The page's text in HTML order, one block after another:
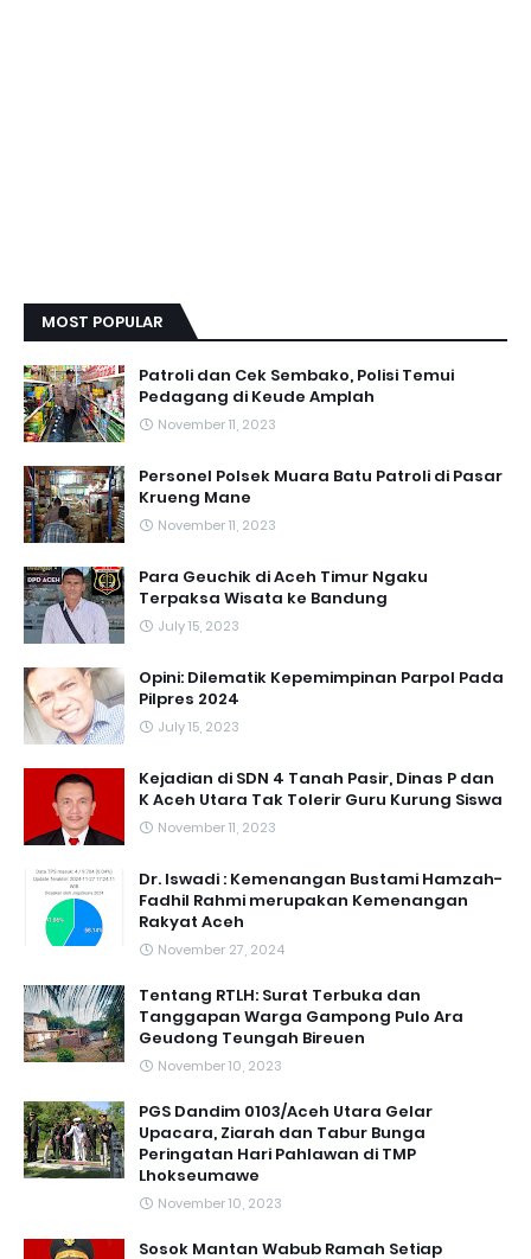
MOST POPULAR
Patroli dan Cek Sembako, Polisi Temui
Pedagang di Keude Amplah
November 11, 2023
Personel Polsek Muara Batu Patroli di Pasar
Krueng Mane
November 11, 2023
Para Geuchik di Aceh Timur Ngaku
Terpaksa Wisata ke Bandung
July 15, 2023
Opini: Dilematik Kepemimpinan Parpol Pada
Pilpres 2024
July 15, 2023
Kejadian di SDN 4 Tanah Pasir, Dinas P dan
K Aceh Utara Tak Tolerir Guru Kurung Siswa
November 11, 2023
Dr. Iswadi : Kemenangan Bustami Hamzah-
Fadhil Rahmi merupakan Kemenangan
Rakyat Aceh
November 27, 2024
Tentang RTLH: Surat Terbuka dan
Tanggapan Warga Gampong Pulo Ara
Geudong Teungah Bireuen
November 10, 2023
PGS Dandim 0103/Aceh Utara Gelar
Upacara, Ziarah dan Tabur Bunga
Peringatan Hari Pahlawan di TMP
Lhokseumawe
November 10, 2023
Sosok Mantan Wabub Ramah Setiap